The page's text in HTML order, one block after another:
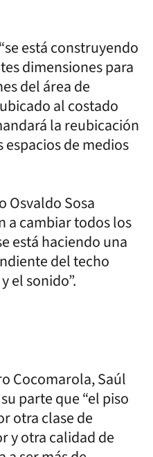
está construyendo
dimensiones para
del área de
al costado
la reubicación
de medios
Osvaldo Sosa
a cambiar todos los
está haciendo una
del techo
el sonido”.
Cocomarola, Saúl
parte que “el piso
otra clase de
y otra calidad de